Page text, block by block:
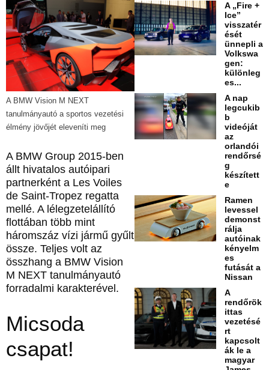
A BMW Vision M NEXT
tanulmányautó a sportos vezetési
élmény jövőjét eleveníti meg
A BMW Group 2015-ben
állt hivatalos autóipari
partnerként a Les Voiles
de Saint-Tropez regatta
mellé. A lélegzetelállító
flottában több mint
háromszáz vízi jármű gyűlt
össze. Teljes volt az
összhang a BMW Vision
M NEXT tanulmányautó
forradalmi karakterével.
Micsoda
csapat!
A „Fire +
Ice”
visszatér
ését
ünnepli a
Volkswa
gen:
különleg
es...
A nap
legcukib
b
videóját
az
orlandói
rendőrsé
g
készített
e
Ramen
levessel
demonst
rálja
autóinak
kényelm
es
futását a
Nissan
A
rendőrök
ittas
vezetésé
rt
kapcsolt
ák le a
magyar